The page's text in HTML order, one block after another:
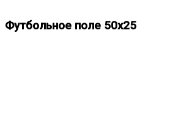
Футбольное поле 50х25